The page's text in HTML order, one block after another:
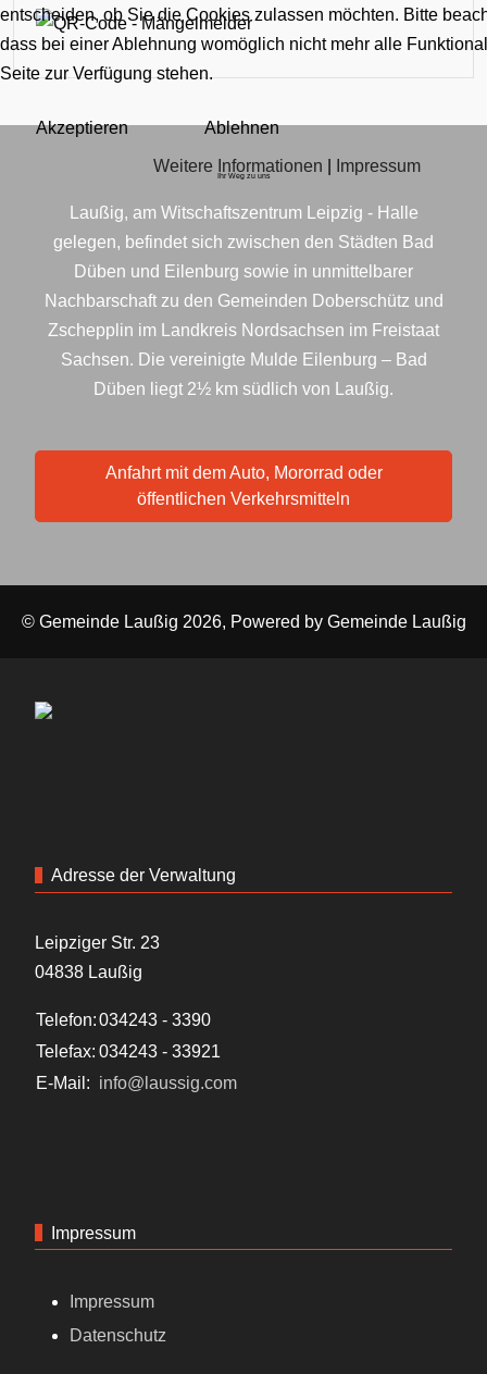
Ihr Weg zu uns
Laußig, am Witschaftszentrum Leipzig - Halle
gelegen, befindet sich zwischen den Städten Bad
Düben und Eilenburg sowie in unmittelbarer
Nachbarschaft zu den Gemeinden Doberschütz und
Zschepplin im Landkreis Nordsachsen im Freistaat
Sachsen. Die vereinigte Mulde Eilenburg – Bad
Düben liegt 2½ km südlich von Laußig.
Anfahrt mit dem Auto, Mororrad oder
öffentlichen Verkehrsmitteln
© Gemeinde Laußig 2026, Powered by Gemeinde Laußig
Adresse der Verwaltung
Leipziger Str. 23
04838 Laußig
Telefon:034243 - 3390
Telefax: 034243 - 33921
E-Mail: info@laussig.com
Impressum
Impressum
Datenschutz
entscheiden, ob Sie die Cookies zulassen möchten. Bitte
dass bei einer Ablehnung womöglich nicht mehr alle
Seite zur Verfügung stehen.
Akzeptieren Ablehnen
Weitere Informationen Impressum